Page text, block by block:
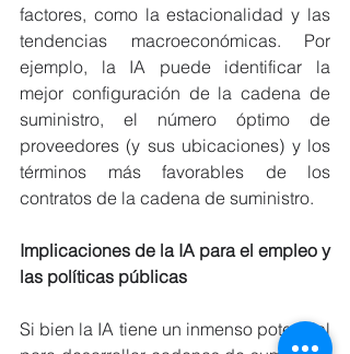
factores, como la estacionalidad y las
tendencias macroeconómicas. Por
ejemplo, la IA puede identificar la
mejor configuración de la cadena de
suministro, el número óptimo de
proveedores (y sus ubicaciones) y los
términos más favorables de los
contratos de la cadena de suministro.
Implicaciones de la IA para el empleo y
las políticas públicas
Si bien la IA tiene un inmenso potencial